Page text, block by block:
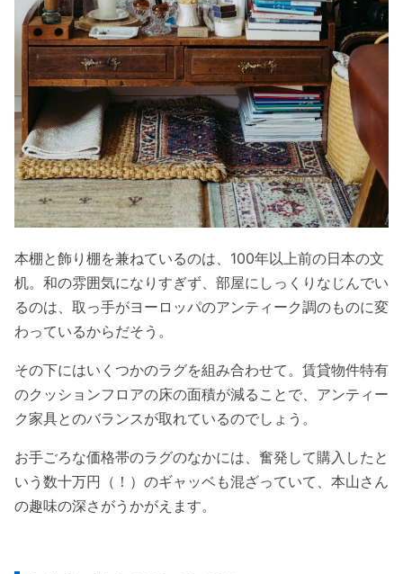
本棚と飾り棚を兼ねているのは、100年以上前の日本の文
机。和の雰囲気になりすぎず、部屋にしっくりなじんでい
るのは、取っ手がヨーロッパのアンティーク調のものに変
わっているからだそう。
その下にはいくつかのラグを組み合わせて。賃貸物件特有
のクッションフロアの床の面積が減ることで、アンティー
ク家具とのバランスが取れているのでしょう。
お手ごろな価格帯のラグのなかには、奮発して購入したと
いう数十万円（！）のギャッベも混ざっていて、本山さん
の趣味の深さがうかがえます。